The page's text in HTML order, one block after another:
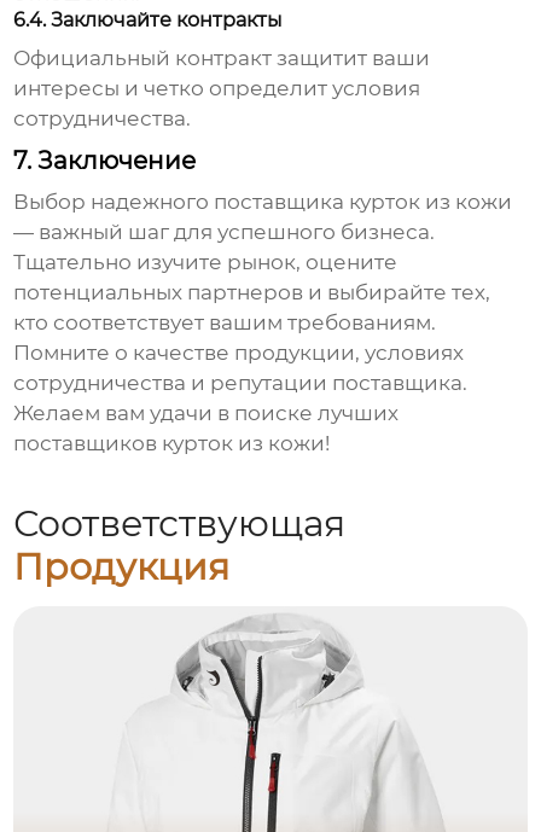
6.4. Заключайте контракты
Официальный контракт защитит ваши
интересы и четко определит условия
сотрудничества.
7. Заключение
Выбор надежного поставщика курток из кожи
— важный шаг для успешного бизнеса.
Тщательно изучите рынок, оцените
потенциальных партнеров и выбирайте тех,
кто соответствует вашим требованиям.
Помните о качестве продукции, условиях
сотрудничества и репутации поставщика.
Желаем вам удачи в поиске лучших
поставщиков курток из кожи!
Соответствующая
Продукция